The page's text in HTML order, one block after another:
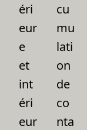
éri
eur
e
et
int
éri
eur
cu
mu
lati
on
de
co
nta